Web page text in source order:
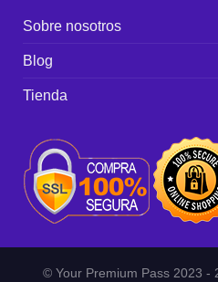
Sobre nosotros
Blog
Tienda
© Your Premium Pass 2023 -